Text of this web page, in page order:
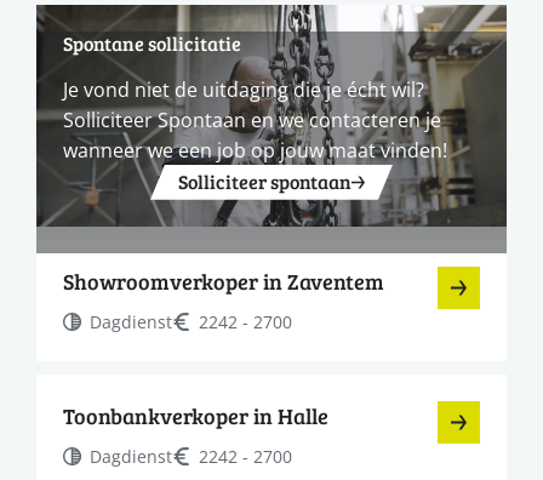
Spontane sollicitatie
Je vond niet de uitdaging die je écht wil?
Solliciteer Spontaan en we contacteren je
wanneer we een job op jouw maat vinden!
Solliciteer spontaan
Showroomverkoper in Zaventem
Dagdienst 2242 - 2700
Toonbankverkoper in Halle
Dagdienst 2242 - 2700